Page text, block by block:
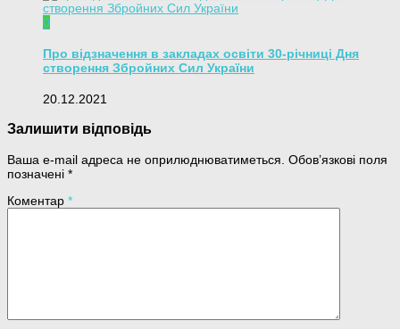
0
Про відзначення в закладах освіти 30-річниці Дня
створення Збройних Сил України
20.12.2021
Залишити відповідь
Ваша e-mail адреса не оприлюднюватиметься. Обов’язкові поля
позначені *
Коментар *